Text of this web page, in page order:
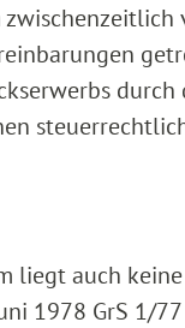
liegt auch
1978 GrS 1/